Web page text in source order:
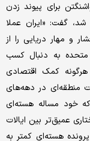
برای پیوند زدن
گفت: «ایران عملا
و مهار دریایی را از
متحده به دنبال کسب
هرگونه کمک اقتصادی
منطقه‌ای در دهه‌های
خود مساله هسته‌ای
عمیق‌تر بین ایالات
هسته‌ای کمتر به